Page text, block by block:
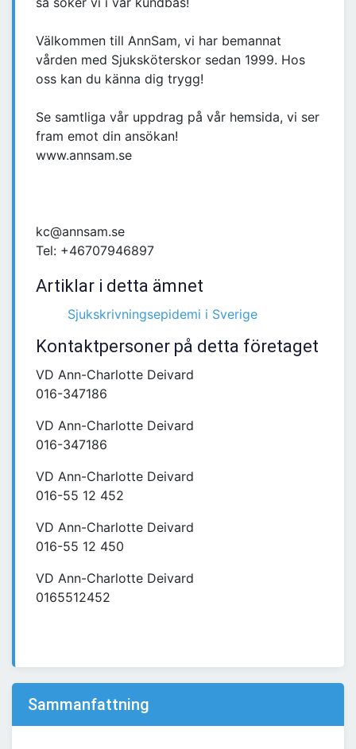
Välkommen till AnnSam, vi har bemannat
vården med Sjuksköterskor sedan 1999. Hos
oss kan du känna dig trygg!
Se samtliga vår uppdrag på vår hemsida, vi ser
fram emot din ansökan!
www.annsam.se
kc@annsam.se
Tel: +46707946897
Artiklar i detta ämnet
Sjukskrivningsepidemi i Sverige
Kontaktpersoner på detta företaget
VD Ann-Charlotte Deivard
016-347186
VD Ann-Charlotte Deivard
016-347186
VD Ann-Charlotte Deivard
016-55 12 452
VD Ann-Charlotte Deivard
016-55 12 450
VD Ann-Charlotte Deivard
0165512452
Sammanfattning